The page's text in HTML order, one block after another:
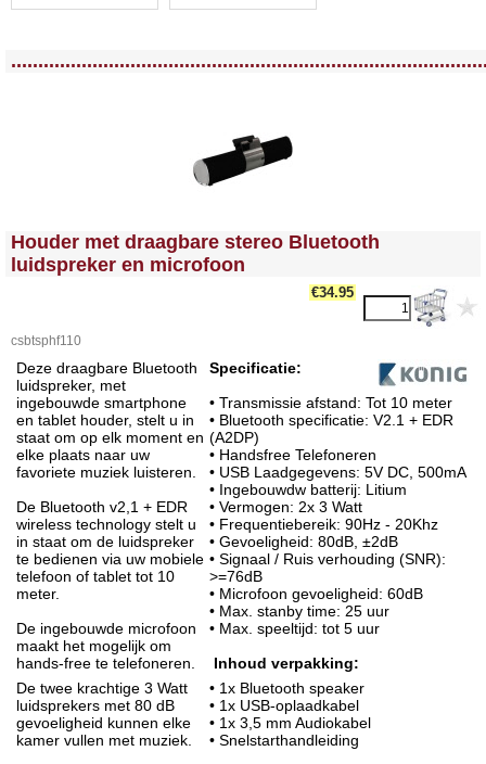
<!-- MakeFullWidth0 --><!-- MakeFullWidth1 --><!-- MakeFullWidth2 --><!-- MakeFullWidth3 --><!-- MakeFullWidth4 --><!-- MakeFullWidth5 --><!-- MakeFullWidth6 --><!-- MakeFullWidth7 --><!-- MakeFullWidth8 --><!-- MakeFullWidth9 --><!-- MakeFullWidth10 --><!-- MakeFullWidth11 --><!-- MakeFullWidth12 --><!-- MakeFullWidth13 --><!-- MakeFullWidth14 --><!-- MakeFullWidth15 --><!-- MakeFullWidth16 --><!-- MakeFullWidth17 --><!-- MakeFullWidth18 --><!-- MakeFullWidth19 -->
Houder met draagbare stereo Bluetooth
luidspreker en microfoon
€34.95
csbtsphf110
Deze draagbare Bluetooth
luidspreker, met
ingebouwde smartphone
en tablet houder, stelt u in
staat om op elk moment en
elke plaats naar uw
favoriete muziek luisteren.
De Bluetooth v2,1 + EDR
wireless technology stelt u
in staat om de luidspreker
te bedienen via uw mobiele
telefoon of tablet tot 10
meter.
De ingebouwde microfoon
maakt het mogelijk om
hands-free te telefoneren.
De twee krachtige 3 Watt
luidsprekers met 80 dB
gevoeligheid kunnen elke
kamer vullen met muziek.
Specificatie:
• Transmissie afstand: Tot 10 meter
• Bluetooth specificatie: V2.1 + EDR
(A2DP)
• Handsfree Telefoneren
• USB Laadgegevens: 5V DC, 500mA
• Ingebouwdw batterij: Litium
• Vermogen: 2x 3 Watt
• Frequentiebereik: 90Hz - 20Khz
• Gevoeligheid: 80dB, ±2dB
• Signaal / Ruis verhouding (SNR):
>=76dB
• Microfoon gevoeligheid: 60dB
• Max. stanby time: 25 uur
• Max. speeltijd: tot 5 uur
Inhoud verpakking:
• 1x Bluetooth speaker
• 1x USB-oplaadkabel
• 1x 3,5 mm Audiokabel
• Snelstarthandleiding